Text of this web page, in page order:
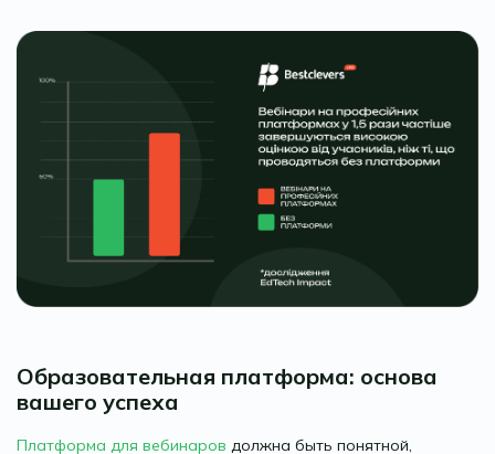
Образовательная платформа: основа
вашего успеха
Платформа для вебинаров должна быть понятной,